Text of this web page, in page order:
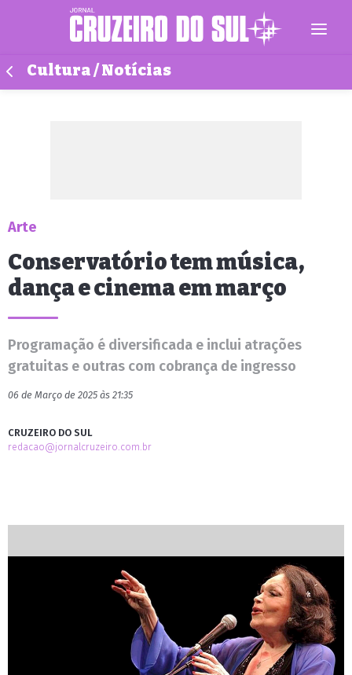
Cultura / Notícias
Arte
Conservatório tem música,
dança e cinema em março
Programação é diversificada e inclui atrações
gratuitas e outras com cobrança de ingresso
06 de Março de 2025 às 21:35
CRUZEIRO DO SUL
redacao@jornalcruzeiro.com.br